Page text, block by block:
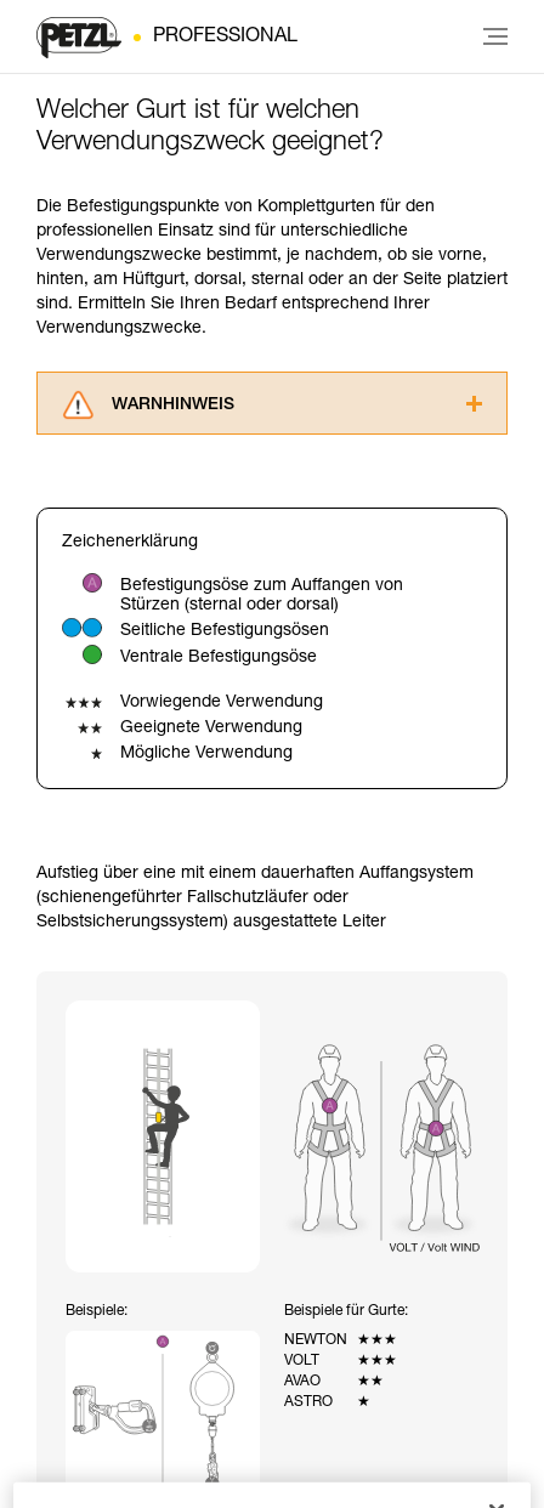
PROFESSIONAL
Welcher Gurt ist für welchen
Verwendungszweck geeignet?
Die Befestigungspunkte von Komplettgurten für den
professionellen Einsatz sind für unterschiedliche
Verwendungszwecke bestimmt, je nachdem, ob sie vorne,
hinten, am Hüftgurt, dorsal, sternal oder an der Seite platziert
sind. Ermitteln Sie Ihren Bedarf entsprechend Ihrer
Verwendungszwecke.
WARNHINWEIS
verstehen zu können, müssen Sie zuerst die in
Informationen richtig verstanden haben.
Die Beherrschung dieser Techniken setzt eine
entsprechende Ausbildung und ein spezielles
Training voraus. Prüfen Sie zusammen mit
einem Profi, ob Sie in der Lage sind, den
Vorgang alleine sicher zu wiederholen, bevor
Sie ihn eigenständig durchführen.
Wir geben Beispiele für die mit Ihrer Aktivität
verbundenen Techniken. Möglicherweise gibt es
Zeichenerklärung
Befestigungsöse zum Auffangen von
Stürzen (sternal oder dorsal)
Seitliche Befestigungsösen
Ventrale Befestigungsöse
Vorwiegende Verwendung
Geeignete Verwendung
Mögliche Verwendung
Aufstieg über eine mit einem dauerhaften Auffangsystem
(schienengeführter Fallschutzläufer oder
Selbstsicherungssystem) ausgestattete Leiter
Beispiele:
Beispiele für Gurte:
NEWTON
★★★
VOLT
★★★
AVAO
★★
ASTRO
★